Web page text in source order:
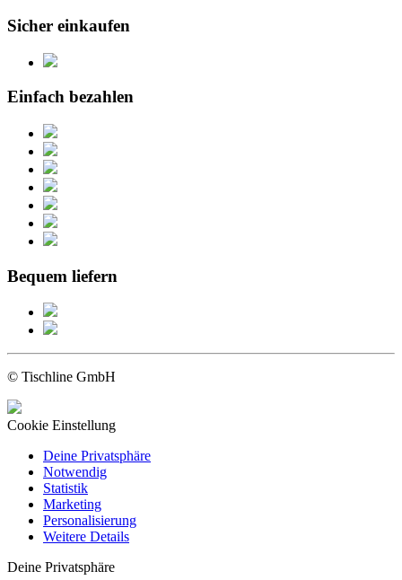
Sicher einkaufen
Einfach bezahlen
Bequem liefern
© Tischline GmbH
Cookie Einstellung
Deine Privatsphäre
Notwendig
Statistik
Marketing
Personalisierung
Weitere Details
Deine Privatsphäre